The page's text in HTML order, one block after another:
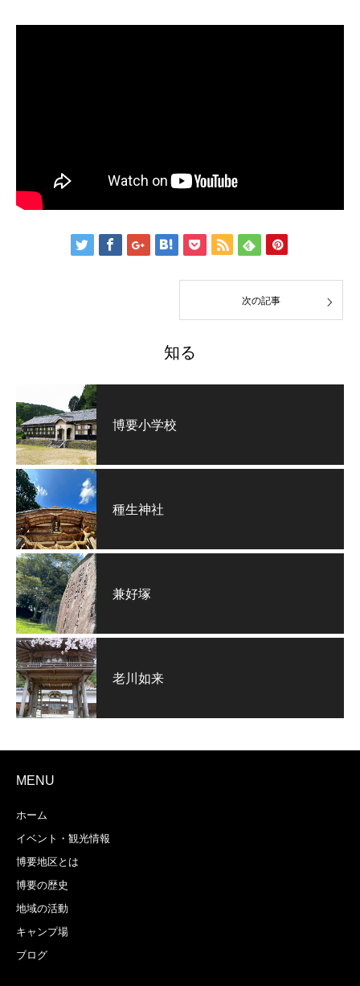
次の記事
知る
博要小学校
種生神社
兼好塚
老川如来
MENU
ホーム
イベント・観光情報
博要地区とは
博要の歴史
地域の活動
キャンプ場
ブログ